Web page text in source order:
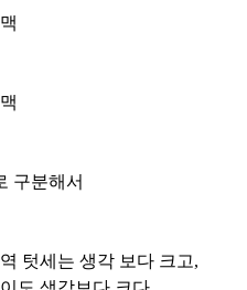
구분해서
텃세는 생각 보다 크고,